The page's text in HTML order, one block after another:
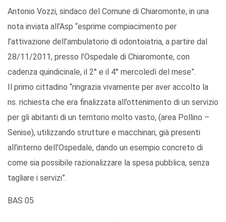
Antonio Vozzi, sindaco del Comune di Chiaromonte, in una
nota inviata all’Asp “esprime compiacimento per
l’attivazione dell’ambulatorio di odontoiatria, a partire dal
28/11/2011, presso l’Ospedale di Chiaromonte, con
cadenza quindicinale, il 2° e il 4° mercoledì del mese”.
Il primo cittadino “ringrazia vivamente per aver accolto la
ns. richiesta che era finalizzata all’ottenimento di un servizio
per gli abitanti di un territorio molto vasto, (area Pollino –
Senise), utilizzando strutture e macchinari, già presenti
all’interno dell’Ospedale, dando un esempio concreto di
come sia possibile razionalizzare la spesa pubblica, senza
tagliare i servizi”.
BAS 05